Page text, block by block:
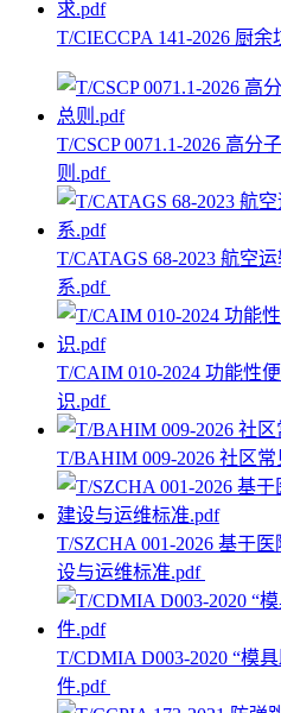
T/CIECCPA 141-2026 厨
T/CSCP 0071.1-2026 高分
则.pdf
T/CATAGS 68-2023 航空
系.pdf
T/CAIM 010-2024 功能性
识.pdf
T/BAHIM 009-2026 社区
T/SZCHA 001-2026 基于
设与运维标准.pdf
T/CDMIA D003-2020 “模
件.pdf